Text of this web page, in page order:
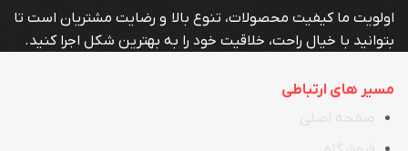
اولویت ما کیفیت محصولات، تنوع بالا و رضایت مشتریان است تا
بتوانید با خیال راحت، خلاقیت خود را به بهترین شکل اجرا کنید.
مسیر های ارتباطی